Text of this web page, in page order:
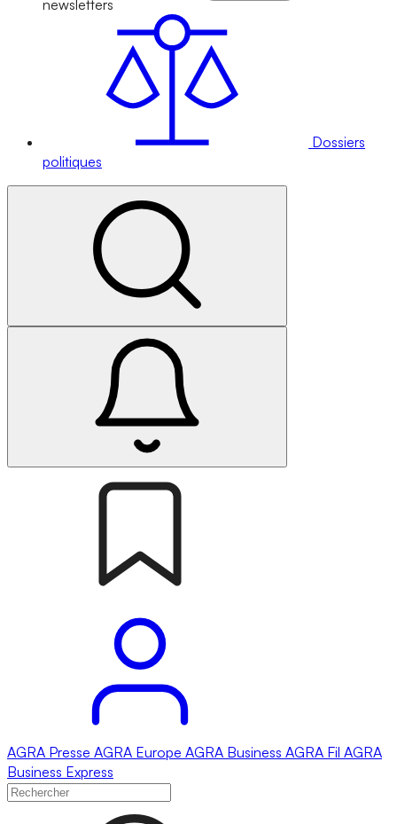
newsletters
Dossiers
politiques
AGRA Presse AGRA Europe AGRA Business AGRA Fil AGRA
Business Express